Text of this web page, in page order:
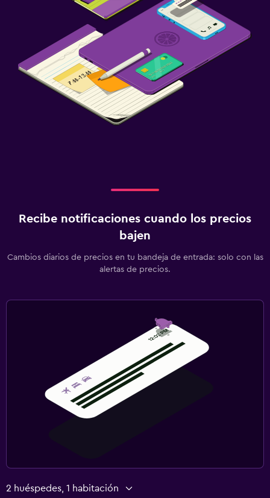
Recibe notificaciones cuando los precios
bajen
Cambios diarios de precios en tu bandeja de entrada: solo con las
alertas de precios.
2 huéspedes, 1 habitación